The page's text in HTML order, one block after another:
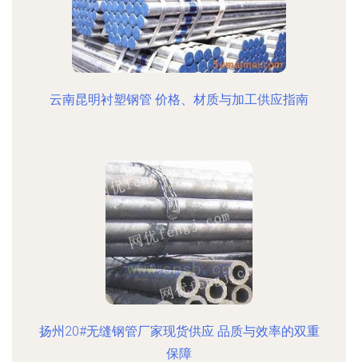
云南昆明衬塑钢管 价格、材质与加工供应指南
扬州20#无缝钢管厂家现货供应 品质与效率的双重
保障